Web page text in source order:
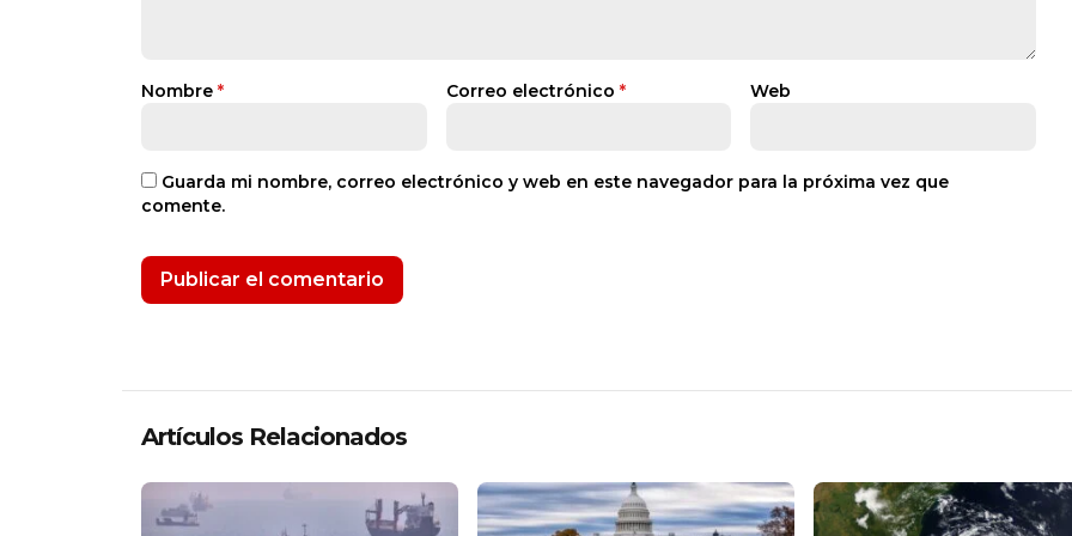
Nombre * Correo electrónico * Web
Guarda mi nombre, correo electrónico y web en este navegador para la próxima vez que
comente.
Artículos Relacionados